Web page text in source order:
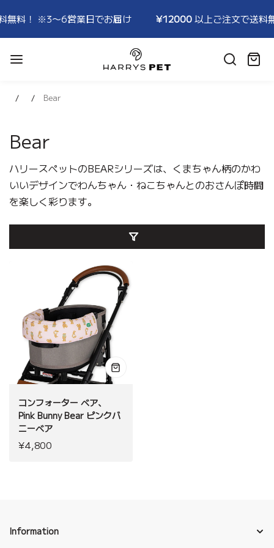
無料！ ※3〜6営業日でお届け ¥12000以上ご注文で送料
HARRYSPET
カ
Bear
Bear
ハリースペットのBEARシリーズは、くまちゃん柄のかわ
いいデザインでわんちゃん・ねこちゃんとのおさんぽ時間
を楽しく彩ります。
コンフォーター ベア、
Pink Bunny Bear ピンクバ
ニーベア
¥4,800
Information